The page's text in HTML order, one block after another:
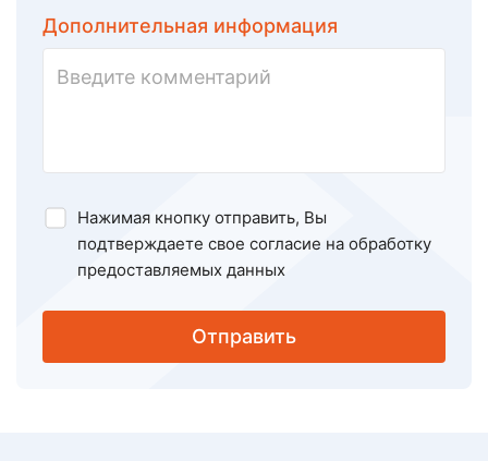
Дополнительная информация
Нажимая кнопку отправить, Вы
подтверждаете свое согласие на обработку
предоставляемых данных
Отправить